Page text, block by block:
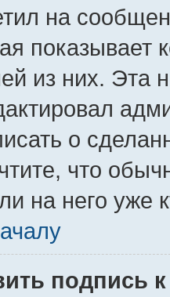
на
показывает
из них. Эта
о
что
на него уже
подпись